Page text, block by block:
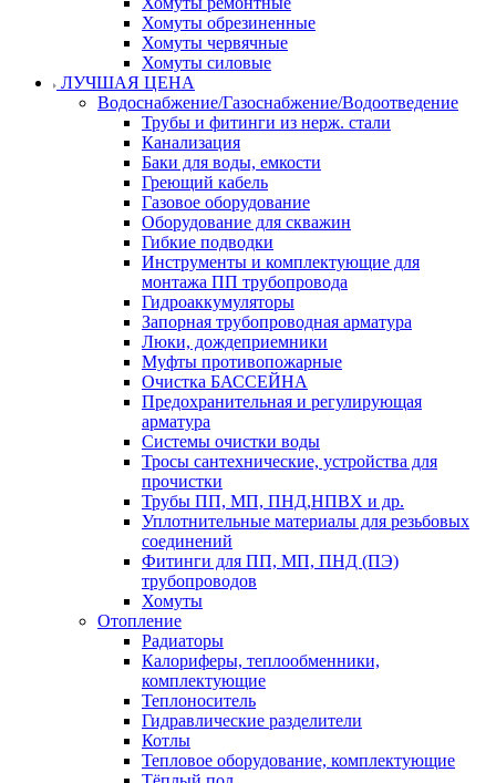
Хомуты обрезиненные
Хомуты червячные
Хомуты силовые
ЛУЧШАЯ ЦЕНА
Водоснабжение/Газоснабжение/Водоотведение
Трубы и фитинги из нерж. стали
Канализация
Баки для воды, емкости
Греющий кабель
Газовое оборудование
Оборудование для скважин
Гибкие подводки
Инструменты и комплектующие для
монтажа ПП трубопровода
Гидроаккумуляторы
Запорная трубопроводная арматура
Люки, дождеприемники
Муфты противопожарные
Очистка БАССЕЙНА
Предохранительная и регулирующая
арматура
Системы очистки воды
Тросы сантехнические, устройства для
прочистки
Трубы ПП, МП, ПНД,НПВХ и др.
Уплотнительные материалы для резьбовых
соединений
Фитинги для ПП, МП, ПНД (ПЭ)
трубопроводов
Хомуты
Отопление
Радиаторы
Калориферы, теплообменники,
комплектующие
Теплоноситель
Гидравлические разделители
Котлы
Тепловое оборудование, комплектующие